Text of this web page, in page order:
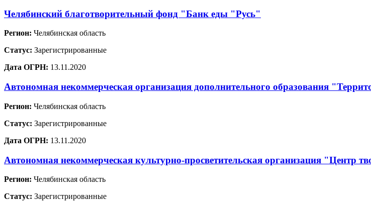
Челябинский благотворительный фонд "Банк еды "Русь"
Регион: Челябинская область
Статус: Зарегистрированные
Дата ОГРН: 13.11.2020
Автономная некоммерческая организация дополнительного образования
Регион: Челябинская область
Статус: Зарегистрированные
Дата ОГРН: 13.11.2020
Автономная некоммерческая культурно-просветительская организация "Центр
Регион: Челябинская область
Статус: Зарегистрированные